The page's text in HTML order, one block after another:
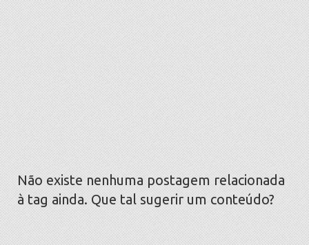
Não existe nenhuma postagem relacionada
à tag ainda. Que tal sugerir um conteúdo?